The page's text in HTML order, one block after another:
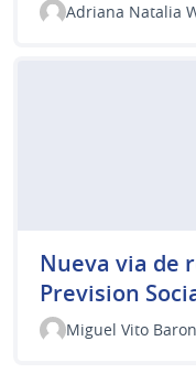
Adriana Natalia
Nueva via de
Prevision
Miguel Vito